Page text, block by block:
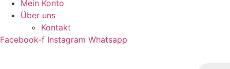
Mein Konto
Über uns
Kontakt
Facebook-f Instagram Whatsapp